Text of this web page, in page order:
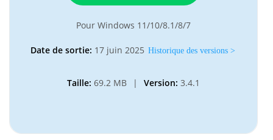
Pour Windows 11/10/8.1/8/7
Date de sortie: 17 juin 2025 Historique des versions >
Taille: 69.2 MB | Version: 3.4.1